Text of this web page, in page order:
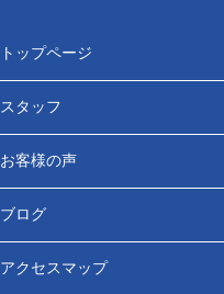
トップページ
スタッフ
お客様の声
ブログ
アクセスマップ